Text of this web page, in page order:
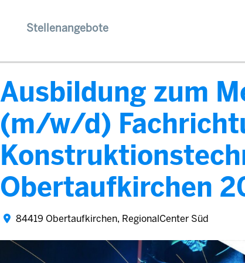
Stellenangebote
Ausbildung zum
(m/w/d)
Obertaufkirchen
84419 Obertaufkirchen, RegionalCenter Süd